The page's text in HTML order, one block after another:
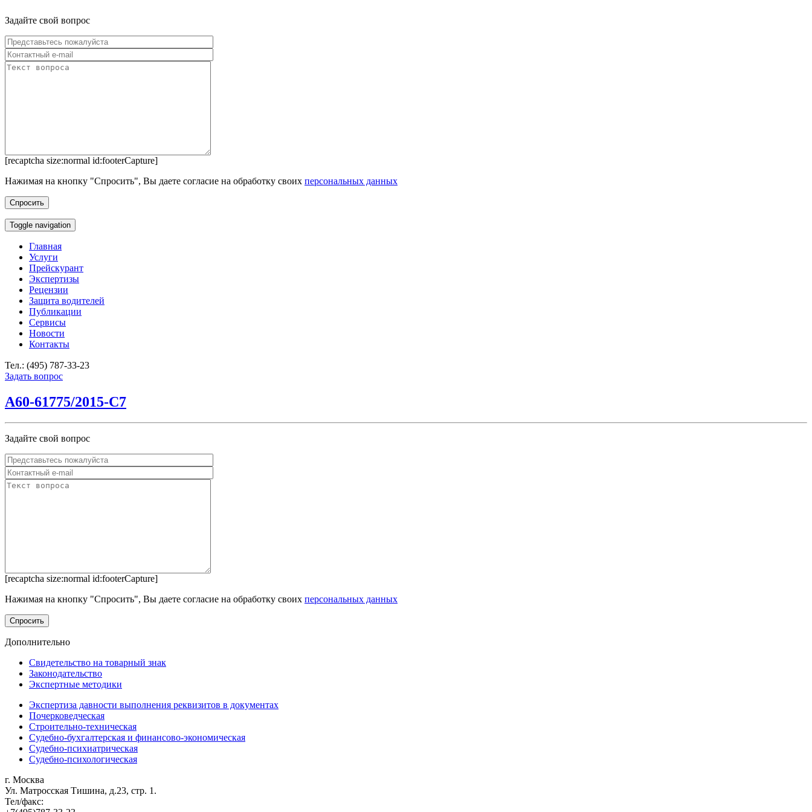
Задайте свой вопрос
[recaptcha size:normal id:footerCapture]
Нажимая на кнопку "Спросить", Вы даете согласие на обработку своих персональных данных
Toggle navigation
Главная
Услуги
Прейскурант
Экспертизы
Рецензии
Защита водителей
Публикации
Сервисы
Новости
Контакты
Тел.: (495) 787-33-23
Задать вопрос
А60-61775/2015-С7
Задайте свой вопрос
[recaptcha size:normal id:footerCapture]
Нажимая на кнопку "Спросить", Вы даете согласие на обработку своих персональных данных
Дополнительно
Свидетельство на товарный знак
Законодательство
Экспертные методики
Экспертиза давности выполнения реквизитов в документах
Почерковедческая
Строительно-техническая
Судебно-бухгалтерская и финансово-экономическая
Судебно-психиатрическая
Судебно-психологическая
г. Москва
Ул. Матросская Тишина, д.23, стр. 1.
Тел/факс: